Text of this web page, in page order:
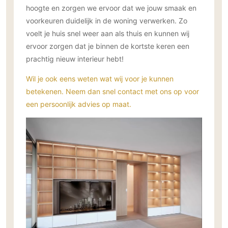
hoogte en zorgen we ervoor dat we jouw smaak en
voorkeuren duidelijk in de woning verwerken. Zo
voelt je huis snel weer aan als thuis en kunnen wij
ervoor zorgen dat je binnen de kortste keren een
prachtig nieuw interieur hebt!
Wil je ook eens weten wat wij voor je kunnen
betekenen. Neem dan snel contact met ons op voor
een persoonlijk advies op maat.